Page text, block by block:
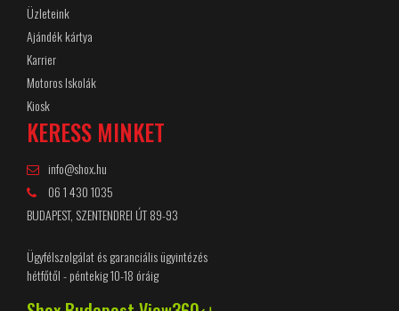
Üzleteink
Ajándék kártya
Karrier
Motoros Iskolák
Kiosk
KERESS MINKET
info@shox.hu
06 1 430 1035
BUDAPEST, SZENTENDREI ÚT 89-93
Ügyfélszolgálat és garanciális ügyintézés
hétfőtől - péntekig 10-18 óráig